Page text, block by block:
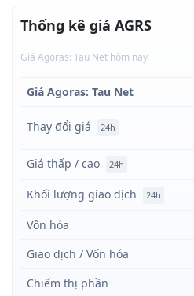
Thống kê giá AGRS
Giá Agoras: Tau Net hôm nay
Giá Agoras: Tau Net
Thay đổi giá 24h
Giá thấp / cao 24h
Khối lượng giao dịch
24h
Vốn hóa
Giao dịch / Vốn hóa
Chiếm thị phần